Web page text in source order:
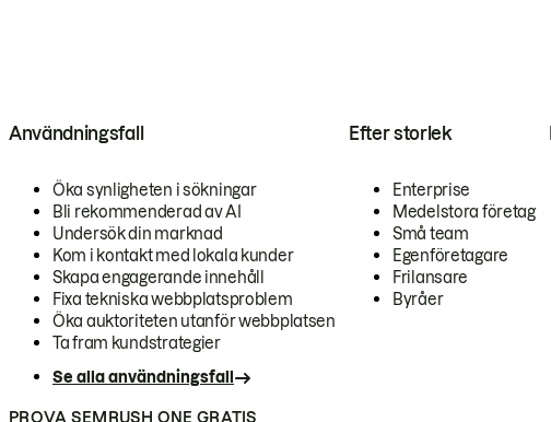
Användningsfall
Öka synligheten i sökningar
Bli rekommenderad av AI
Undersök din marknad
Kom i kontakt med lokala kunder
Skapa engagerande innehåll
Fixa tekniska webbplatsproblem
Öka auktoriteten utanför webbplatsen
Ta fram kundstrategier
Se alla användningsfall
Efter storlek
Enterprise
Medelstora företag
Små team
Egenföretagare
Frilansare
Byråer
PROVA SEMRUSH ONE GRATIS